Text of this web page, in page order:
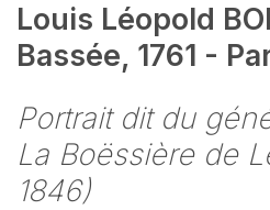
Louis Léopold
Bassée, 1761 -
Portrait dit du
La Boëssière de
1846)